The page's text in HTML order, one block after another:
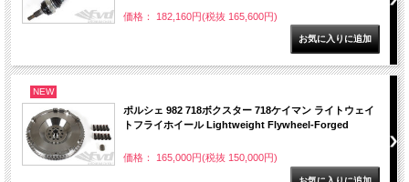
価格： 182,160円(税抜 165,600円)
NEW
ポルシェ 982 718ボクスター 718ケイマン ライトウェイ
トフライホイール Lightweight Flywheel-Forged
価格： 165,000円(税抜 150,000円)